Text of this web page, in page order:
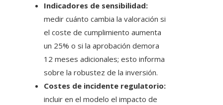
Indicadores de sensibilidad:
medir cuánto cambia la valoración si
el coste de cumplimiento aumenta
un 25% o si la aprobación demora
12 meses adicionales; esto informa
sobre la robustez de la inversión.
Costes de incidente regulatorio:
incluir en el modelo el impacto de